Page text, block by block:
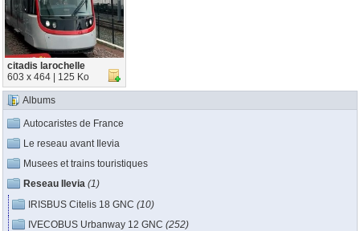
citadis larochelle
603 x 464 | 125 Ko
Albums
Autocaristes de France
Le reseau avant Ilevia
Musees et trains touristiques
Reseau Ilevia (1)
IRISBUS Citelis 18 GNC (10)
IVECOBUS Urbanway 12 GNC (252)